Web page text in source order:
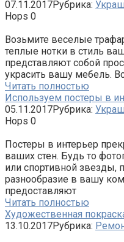
07.11.2017Рубрика:
Hops 0
Возьмите веселые
теплые нотки в стиль
представляют собой
украсить вашу мебель.
Читать полностью
Используем постеры в
05.11.2017Рубрика:
Hops 0
Постеры в интерьер
ваших стен. Будь то
или спортивной звезды,
разнообразие в вашу
предоставляют
Читать полностью
Художественная
13.10.2017Рубрика: